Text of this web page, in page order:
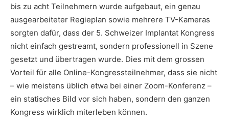
bis zu acht Teilnehmern wurde aufgebaut, ein genau
ausgearbeiteter Regieplan sowie mehrere TV-Kameras
sorgten dafür, dass der 5. Schweizer Implantat Kongress
nicht einfach gestreamt, sondern professionell in Szene
gesetzt und übertragen wurde. Dies mit dem grossen
Vorteil für alle Online-Kongressteilnehmer, dass sie nicht
– wie meistens üblich etwa bei einer Zoom-Konferenz –
ein statisches Bild vor sich haben, sondern den ganzen
Kongress wirklich miterleben können.